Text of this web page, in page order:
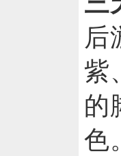
后
紫
的
色